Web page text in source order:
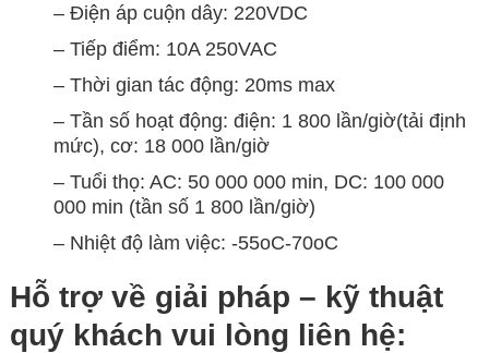
– Điện áp cuộn dây: 220VDC
– Tiếp điểm: 10A 250VAC
– Thời gian tác động: 20ms max
– Tần số hoạt động: điện: 1 800 lần/giờ(tải định
mức), cơ: 18 000 lần/giờ
– Tuổi thọ: AC: 50 000 000 min, DC: 100 000
000 min (tần số 1 800 lần/giờ)
– Nhiệt độ làm việc: -55oC-70oC
Hỗ trợ về giải pháp – kỹ thuật
quý khách vui lòng liên hệ: